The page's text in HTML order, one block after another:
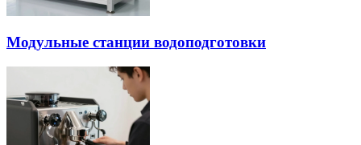
Модульные станции водоподготовки